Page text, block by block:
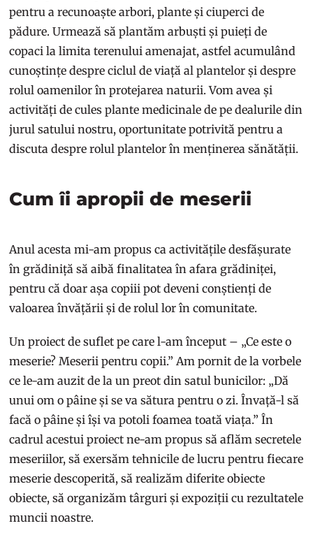
pentru a recunoaște arbori, plante și ciuperci de
pădure. Urmează să plantăm arbuști și puieți de
copaci la limita terenului amenajat, astfel acumulând
cunoștințe despre ciclul de viață al plantelor și despre
rolul oamenilor în protejarea naturii. Vom avea și
activități de cules plante medicinale de pe dealurile din
jurul satului nostru, oportunitate potrivită pentru a
discuta despre rolul plantelor în menținerea sănătății.
Cum îi apropii de meserii
Anul acesta mi-am propus ca activitățile desfășurate
în grădiniță să aibă finalitatea în afara grădiniței,
pentru că doar așa copiii pot deveni conștienți de
valoarea învățării și de rolul lor în comunitate.
Un proiect de suflet pe care l-am început – „Ce este o
meserie? Meserii pentru copii.” Am pornit de la vorbele
ce le-am auzit de la un preot din satul bunicilor: „Dă
unui om o pâine și se va sătura pentru o zi. Învață-l să
facă o pâine și își va potoli foamea toată viața.” În
cadrul acestui proiect ne-am propus să aflăm secretele
meseriilor, să exersăm tehnicile de lucru pentru fiecare
meserie descoperită, să realizăm diferite obiecte
obiecte, să organizăm târguri și expoziții cu rezultatele
muncii noastre.